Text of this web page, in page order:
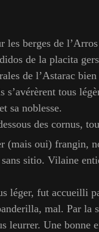
berges de l’Arros
de la placita
de l’Astarac
s’avérèrent tous
sa noblesse.
des cornus,
(mais oui) frangin,
sitio. Vilaine
léger, fut accueilli
mal. Par la
leurrer. Une bonne